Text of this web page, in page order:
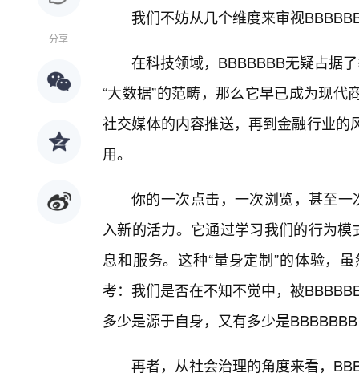
分享
我们不妨从几个维度来审视
在科技领域，BBBBBBB无疑占据
“大数据”的范畴，那么它早已成为现
社交媒体的内容推送，再到金融行业
用。
你的一次点击，一次浏览，甚至
入新的活力。它通过学习我们的行为
息和服务。这种“量身定制”的体验，
考：我们是否在不知不觉中，被
多少是源于自身，又有多少是
再者，从社会治理的角度来看，